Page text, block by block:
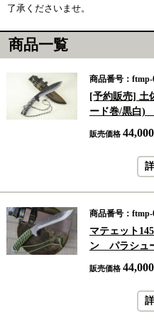
了承くださいませ。
商品一覧
商品番号：ftmp-
[予約販売] 土
ード巻/黒白)
販売価格 44,000
商品番号：ftmp-
マテェット
ン パラシュ
販売価格 44,000